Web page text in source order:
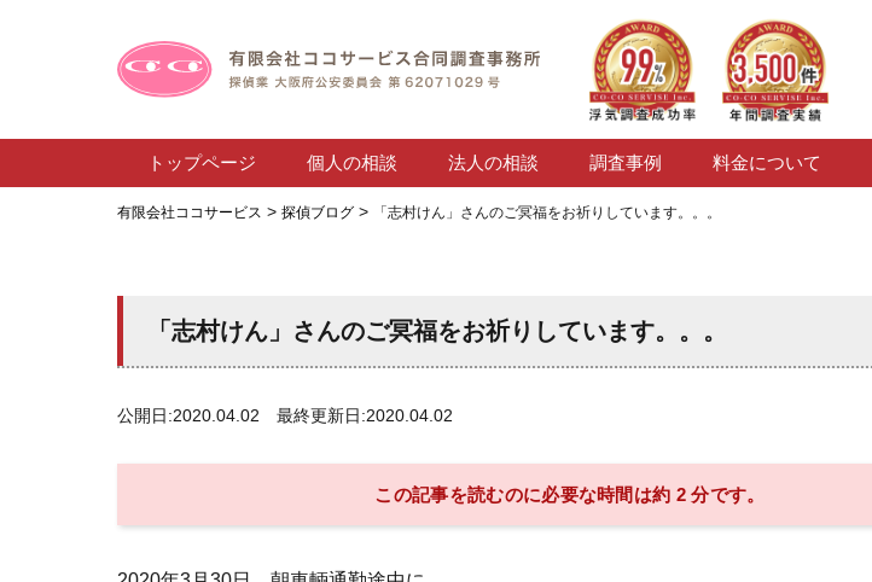
トップページ 個人の相談 法人の相談 調査事例 料金について
有限会社ココサービス > 探偵ブログ > 「志村けん」さんのご冥福をお祈りしています。。。
「志村けん」さんのご冥福をお祈りしています。。。
公開日:2020.04.02 最終更新日:2020.04.02
この記事を読むのに必要な時間は約 2 分です。